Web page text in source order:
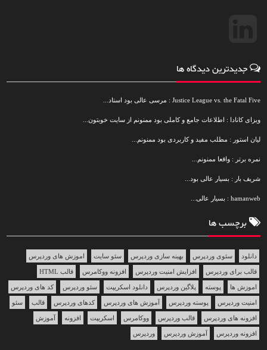
جدیدترین دیدگاه ها
Justice League vs. the Fatal Five : مرسی عالی بود استاد...
ویزای کانادا : اطلاعات جامع و کاملی بود ممنونم از سایت خوبتون...
لیان استور : مطلب مفید و کاربردی بود ممنونم...
نمره برتر : واقعا ممنونم...
شریف بار : بسیار عالی بود...
hamanweb : بسیار عالی...
برچسب ها
دانلود سئوی وردپرس بهینه سازی وردپرس سئو سایت اموزش های وردپرس
قالب برای وردپرس افزایش امنیت وردپرس افزونه ووکامرس قالب HTML
اموزش ها پوسته پلاگین وردپرس دانلود اسکریپت سئو وردپرس کد های وردپرس
امنیت وردپرس پوسته وردپرس آموزش های وردپرس کدهای وردپرس قالب سئو
افزونه های وردپرس قالب وردپرس ووکامرس اسکریپت افزونه آموزش
افزونه وردپرس آموزش وردپرس وردپرس